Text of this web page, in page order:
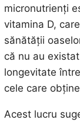
micronutrienți
vitamina D,
sănătății
că nu au
longevitate
cele care
Acest lucru